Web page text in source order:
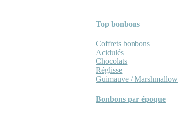
Top bonbons
Coffrets bonbons
Acidulés
Chocolats
Réglisse
Guimauve / Marshmallow
Bonbons par époque